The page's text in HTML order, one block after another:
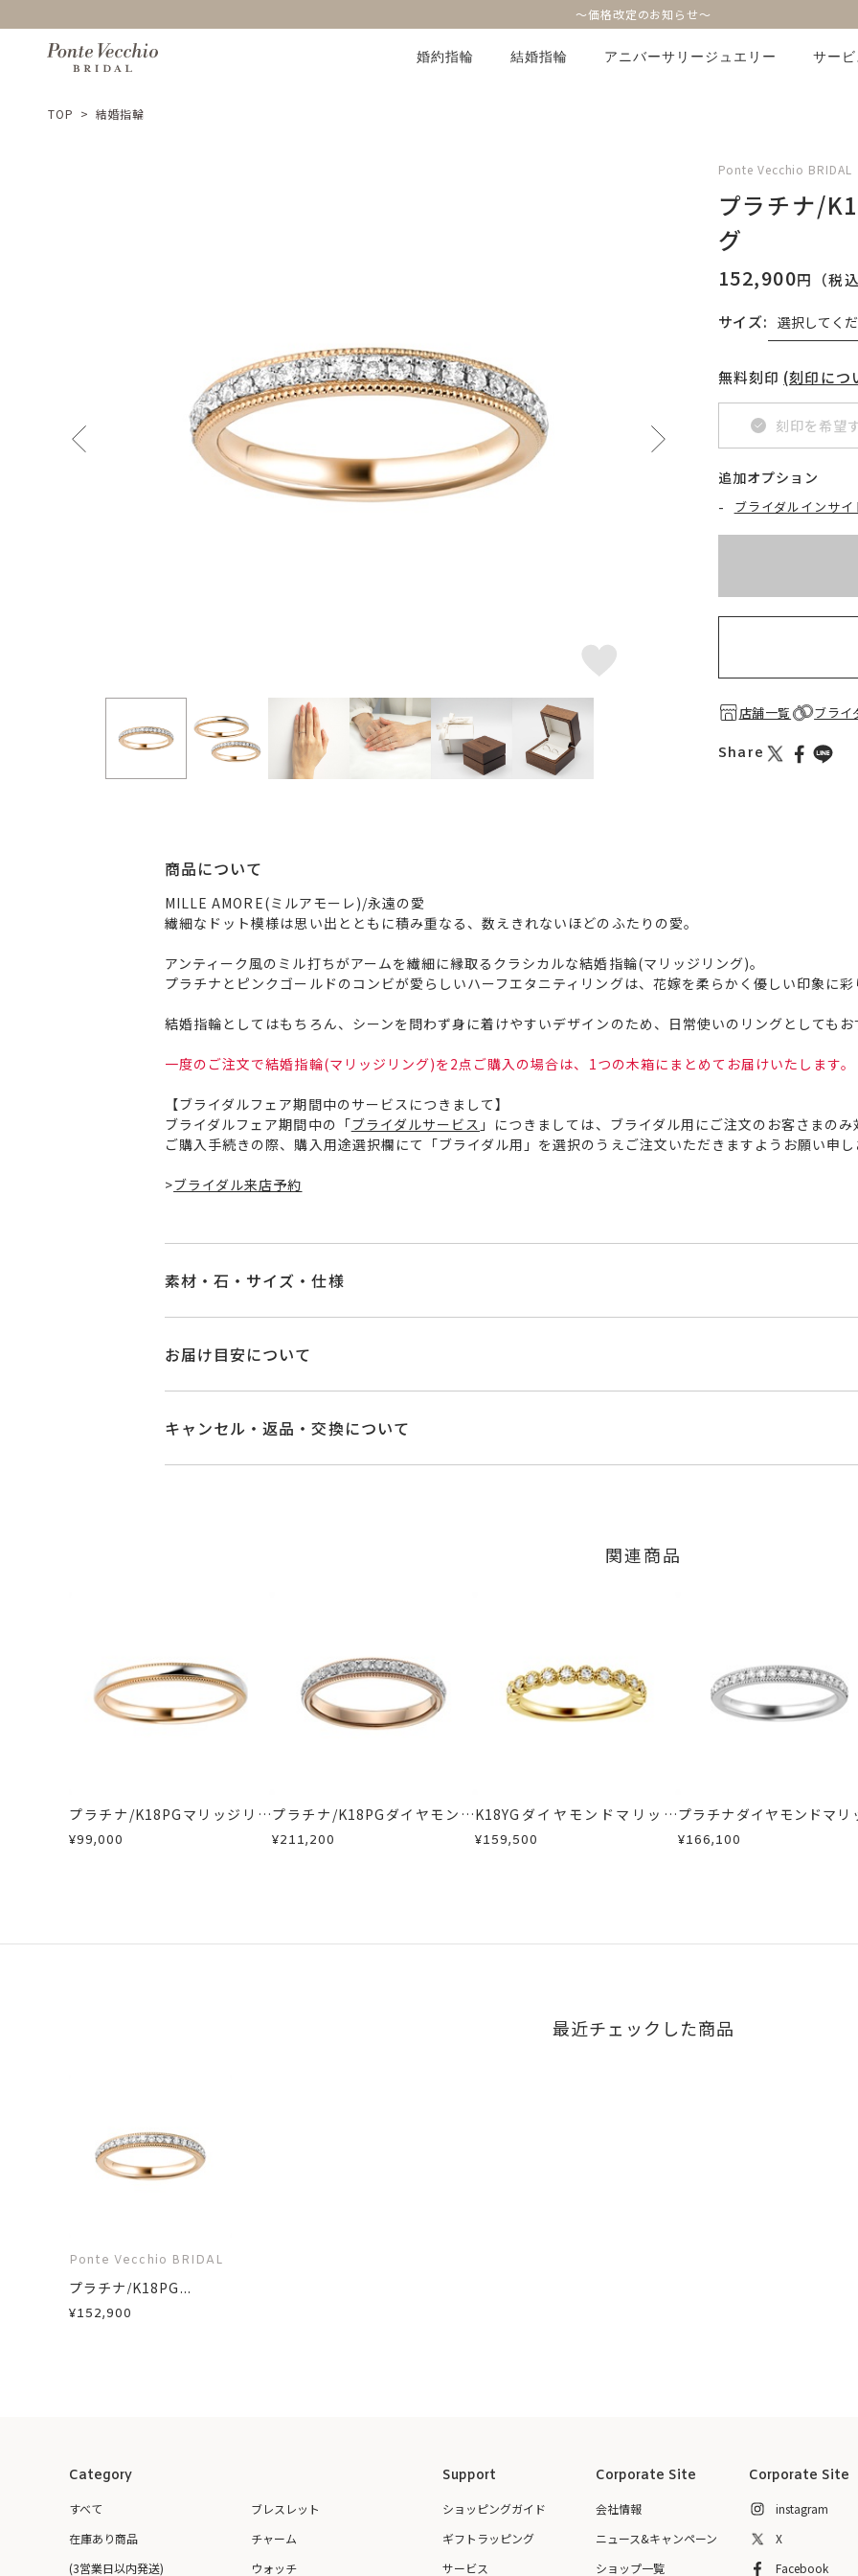
～価格改定のお知らせ～
婚約指輪 結婚指輪 アニバーサリージュエリー サー
TOP > 結婚指輪
Ponte Vecchio BRIDAL
プラチナ/
グ
152,900円（税
サイズ:
無料刻印 (刻印につ
刻印を希望
追加オプション
-
ブライダルインサ
店舗一覧 ブライ
Share
商品について
MILLE AMORE(ミルアモーレ)/永遠の愛
繊細なドット模様は思い出とともに積み重なる、数えきれないほどのふたりの愛。
アンティーク風のミル打ちがアームを繊細に縁取るクラシカルな結婚指輪(マリッジリング)。
プラチナとピンクゴールドのコンビが愛らしいハーフエタニティリングは、花嫁を柔らかく優しい印象に
結婚指輪としてはもちろん、シーンを問わず身に着けやすいデザインのため、日常使いのリングとしても
一度のご注文で結婚指輪(マリッジリング)を2点ご購入の場合は、1つの木箱にまとめてお届けいたします。
【ブライダルフェア期間中のサービスにつきまして】
ブライダルフェア期間中の「ブライダルサービス 」につきましては、ブライダル用にご注文のお客さまの
ご購入手続きの際、購入用途選択欄にて「ブライダル用」を選択のうえご注文いただきますようお願い申
>ブライダル来店予約
素材・石・サイズ・仕様
素材 Pt900/K18ピンクゴールド
刻印サービス対象商品
インサイドストーン 可
刻印をお入れしない場合のお届け目安:約2ヶ月
文字タイプA、文字タイプB、文字タイプCよりお選びいただけます。
お届け目安について
詳しくはこちら
キャンセル・返品・交換について
・到着後ご連絡無く7日以上経過した商品
・刻印をお入れした商品
・販売期間が限定されている商品
・過度な交換・返品を繰り返している場合
詳細はこちら
関連商品
プラチナ/K18PGマリッジリン
グ
¥99,000
プラチナ/K18PGダイヤモンド
マリッジリング
¥211,200
K18YGダイヤモンドマリッジ
リング
¥159,500
プラチナダイヤモンドマリ
リング
¥166,100
最近チェックした商品
Ponte Vecchio BRIDAL
プラチナ/K18PG...
¥152,900
Category
すべて
在庫あり商品
(3営業日以内発送)
ブレスレット
チャーム
ウォッチ
Support
ショッピングガイド
ギフトラッピング
サービス
Corporate Site
会社情報
ニュース&キャンペーン
ショップ一覧
Corporate Site
instagram
X
Facebook